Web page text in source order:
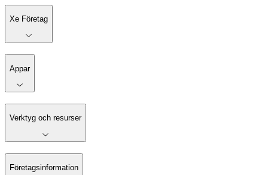
Xe Företag
Appar
Verktyg och resurser
Företagsinformation